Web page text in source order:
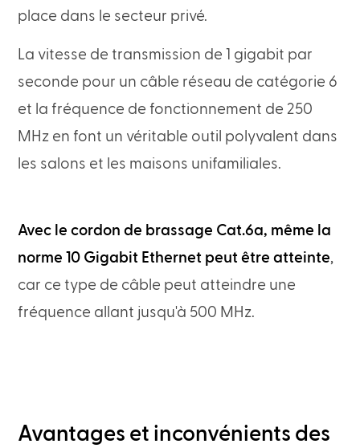
place dans le secteur privé.
La vitesse de transmission de 1 gigabit par
seconde pour un câble réseau de catégorie 6
et la fréquence de fonctionnement de 250
MHz en font un véritable outil polyvalent dans
les salons et les maisons unifamiliales.
Avec le cordon de brassage Cat.6a, même la
norme 10 Gigabit Ethernet peut être atteinte,
car ce type de câble peut atteindre une
fréquence allant jusqu'à 500 MHz.
Avantages et inconvénients des